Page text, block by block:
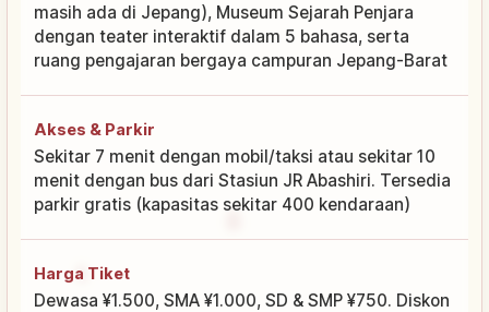
masih ada di Jepang), Museum Sejarah Penjara
dengan teater interaktif dalam 5 bahasa, serta
ruang pengajaran bergaya campuran Jepang-Barat
Akses & Parkir
Sekitar 7 menit dengan mobil/taksi atau sekitar 10
menit dengan bus dari Stasiun JR Abashiri. Tersedia
parkir gratis (kapasitas sekitar 400 kendaraan)
Harga Tiket
Dewasa ¥1.500, SMA ¥1.000, SD & SMP ¥750. Diskon